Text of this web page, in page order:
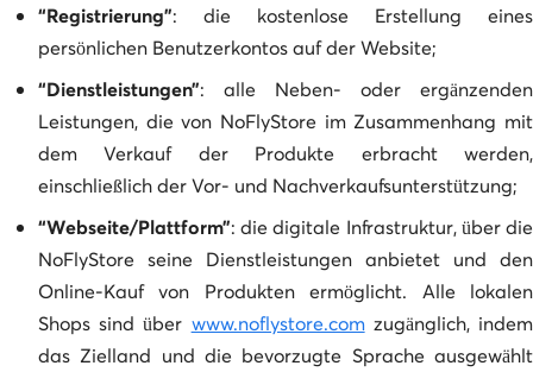
“Registrierung”: die kostenlose Erstellung eines
persönlichen Benutzerkontos auf der Website;
“Dienstleistungen”: alle Neben- oder ergänzenden
Leistungen, die von NoFlyStore im Zusammenhang mit
dem Verkauf der Produkte erbracht werden,
einschließlich der Vor- und Nachverkaufsunterstützung;
“Webseite/Plattform”: die digitale Infrastruktur, über die
NoFlyStore seine Dienstleistungen anbietet und den
Online-Kauf von Produkten ermöglicht. Alle lokalen
Shops sind über www.noflystore.comzugänglich, indem
das Zielland und die bevorzugte Sprache ausgewählt